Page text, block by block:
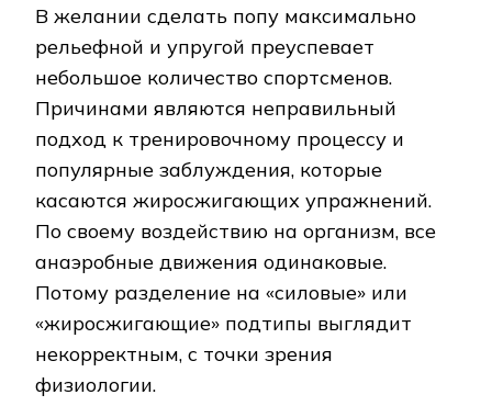
В желании сделать попу максимально
рельефной и упругой преуспевает
небольшое количество спортсменов.
Причинами являются неправильный
подход к тренировочному процессу и
популярные заблуждения, которые
касаются жиросжигающих упражнений.
По своему воздействию на организм, все
анаэробные движения одинаковые.
Потому разделение на «силовые» или
«жиросжигающие» подтипы выглядит
некорректным, с точки зрения
физиологии.